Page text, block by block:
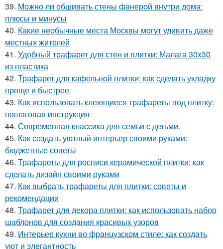
39. Можно ли обшивать стены фанерой внутри дома:
плюсы и минусы
40. Какие необычные места Москвы могут удивить даже
местных жителей
41. Удобный трафарет для стен и плитки: Малага 30х30
из пластика
42. Трафарет для кафельной плитки: как сделать укладку
проще и быстрее
43. Как использовать клеющиеся трафареты под плитку:
пошаговая инструкция
44. Современная классика для семьи с детьми.
45. Как создать уютный интерьер своими руками:
бюджетные советы
46. Трафареты для росписи керамической плитки: как
сделать дизайн своими руками
47. Как выбрать трафареты для плитки: советы и
рекомендации
48. Трафарет для декора плитки: как использовать набор
шаблонов для создания красивых узоров
49. Интерьер кухни во французском стиле: как создать
уют и элегантность